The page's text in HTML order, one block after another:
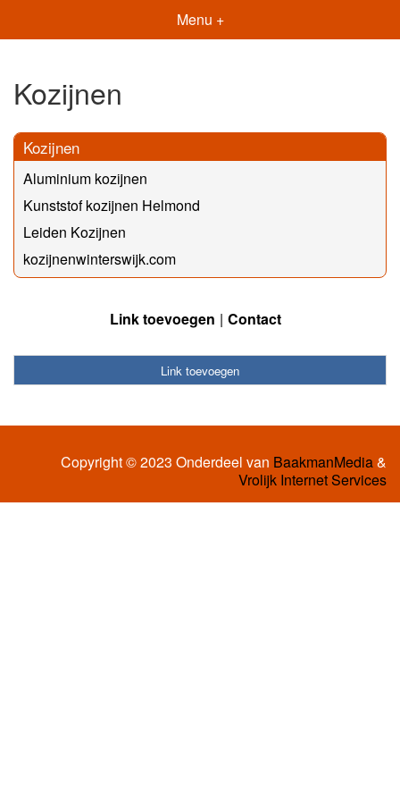
Menu +
Kozijnen
Kozijnen
Aluminium kozijnen
Kunststof kozijnen Helmond
Leiden Kozijnen
kozijnenwinterswijk.com
Link toevoegen Contact
Link toevoegen
Copyright © 2023 Onderdeel van BaakmanMedia&
Vrolijk Internet Services